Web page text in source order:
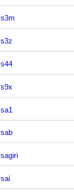
s3m
s3z
s44
s9x
sa1
sab
sagiri
sai